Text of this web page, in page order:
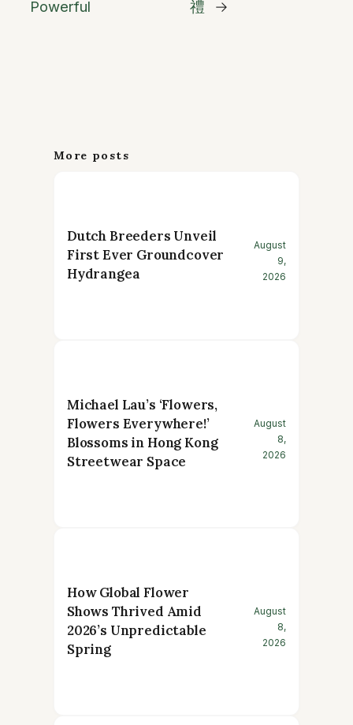
Powerful 禮 →
More posts
Dutch Breeders Unveil
First Ever Groundcover
Hydrangea
August
9,
2026
Michael Lau’s ‘Flowers,
Flowers Everywhere!’
Blossoms in Hong Kong
Streetwear Space
August
8,
2026
How Global Flower
Shows Thrived Amid
2026’s Unpredictable
Spring
August
8,
2026